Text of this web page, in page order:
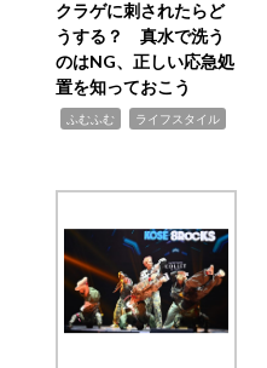
クラゲに刺されたらど
うする？ 真水で洗う
のはNG、正しい応急処
置を知っておこう
ふむふむ ライフスタイル